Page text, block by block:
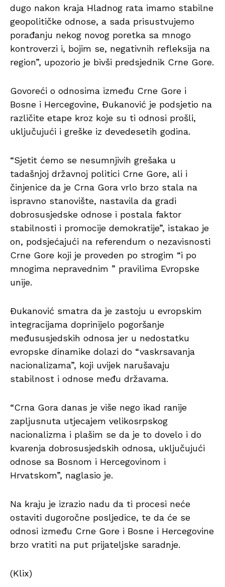
dugo nakon kraja Hladnog rata imamo stabilne
geopolitičke odnose, a sada prisustvujemo
porađanju nekog novog poretka sa mnogo
kontroverzi i, bojim se, negativnih refleksija na
region”, upozorio je bivši predsjednik Crne Gore.
Govoreći o odnosima između Crne Gore i
Bosne i Hercegovine, Đukanović je podsjetio na
različite etape kroz koje su ti odnosi prošli,
uključujući i greške iz devedesetih godina.
“Sjetit ćemo se nesumnjivih grešaka u
tadašnjoj državnoj politici Crne Gore, ali i
činjenice da je Crna Gora vrlo brzo stala na
ispravno stanovište, nastavila da gradi
dobrosusjedske odnose i postala faktor
stabilnosti i promocije demokratije”, istakao je
on, podsjećajući na referendum o nezavisnosti
Crne Gore koji je proveden po strogim “i po
mnogima nepravednim ” pravilima Evropske
unije.
Đukanović smatra da je zastoju u evropskim
integracijama doprinijelo pogoršanje
međususjedskih odnosa jer u nedostatku
evropske dinamike dolazi do “vaskrsavanja
nacionalizama”, koji uvijek narušavaju
stabilnost i odnose među državama.
“Crna Gora danas je više nego ikad ranije
zapljusnuta utjecajem velikosrpskog
nacionalizma i plašim se da je to dovelo i do
kvarenja dobrosusjedskih odnosa, uključujući
odnose sa Bosnom i Hercegovinom i
Hrvatskom”, naglasio je.
Na kraju je izrazio nadu da ti procesi neće
ostaviti dugoročne posljedice, te da će se
odnosi između Crne Gore i Bosne i Hercegovine
brzo vratiti na put prijateljske saradnje.
(Klix)